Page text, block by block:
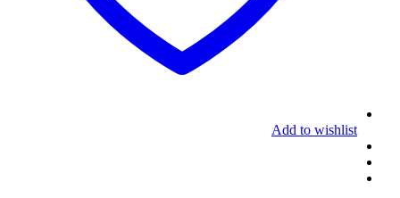
Add to wishlist